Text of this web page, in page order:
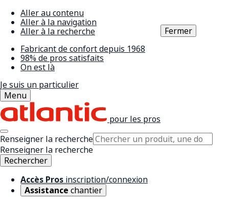
Aller au contenu
Aller à la navigation
Aller à la recherche
Fabricant de confort depuis 1968
98% de pros satisfaits
On est là
Je suis un particulier
Menu
pour les pros
Renseigner la recherche
Renseigner la recherche
Rechercher
Accès Pros inscription/connexion
Assistance chantier
Fermer